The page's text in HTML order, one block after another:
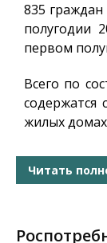
835
полугодии
первом
Всего по
содержатся
жилых
Читать